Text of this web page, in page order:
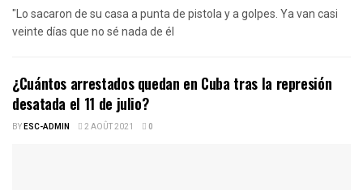
"Lo sacaron de su casa a punta de pistola y a golpes. Ya van casi
veinte días que no sé nada de él
¿Cuántos arrestados quedan en Cuba tras la represión
desatada el 11 de julio?
BYESC-ADMIN 2 AOÛT 2021 0